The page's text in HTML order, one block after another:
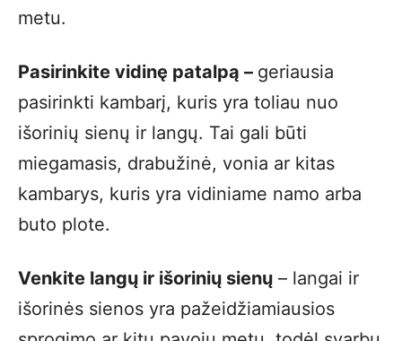
metu.
Pasirinkite vidinę patalpą – geriausia
pasirinkti kambarį, kuris yra toliau nuo
išorinių sienų ir langų. Tai gali būti
miegamasis, drabužinė, vonia ar kitas
kambarys, kuris yra vidiniame namo arba
buto plote.
Venkite langų ir išorinių sienų – langai ir
išorinės sienos yra pažeidžiamiausios